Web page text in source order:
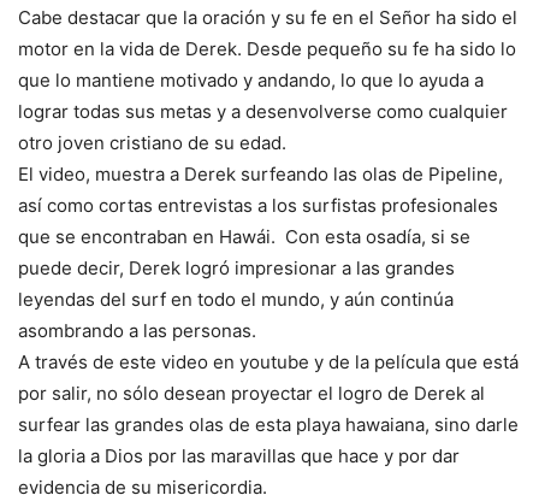
Cabe destacar que la oración y su fe en el Señor ha sido el
motor en la vida de Derek. Desde pequeño su fe ha sido lo
que lo mantiene motivado y andando, lo que lo ayuda a
lograr todas sus metas y a desenvolverse como cualquier
otro joven cristiano de su edad.
El video, muestra a Derek surfeando las olas de Pipeline,
así como cortas entrevistas a los surfistas profesionales
que se encontraban en Hawái. Con esta osadía, si se
puede decir, Derek logró impresionar a las grandes
leyendas del surf en todo el mundo, y aún continúa
asombrando a las personas.
A través de este video en youtube y de la película que está
por salir, no sólo desean proyectar el logro de Derek al
surfear las grandes olas de esta playa hawaiana, sino darle
la gloria a Dios por las maravillas que hace y por dar
evidencia de su misericordia.